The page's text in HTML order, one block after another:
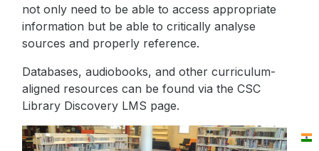
not only need to be able to access appropriate
information but be able to critically analyse
sources and properly reference.
Databases, audiobooks, and other curriculum-
aligned resources can be found via the CSC
Library Discovery LMS page.